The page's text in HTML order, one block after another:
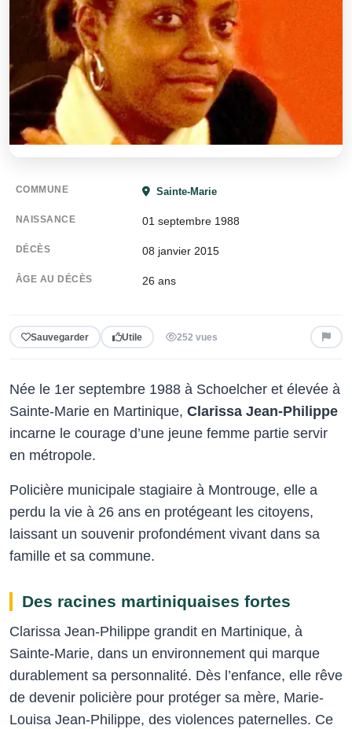
COMMUNE Sainte-Marie
NAISSANCE 01 septembre 1988
DÉCÈS 08 janvier 2015
ÂGE AU DÉCÈS 26 ans
Sauvegarder Utile 252 vues
Née le 1er septembre 1988 à Schoelcher et élevée à
Sainte-Marie en Martinique, Clarissa Jean-Philippe
incarne le courage d’une jeune femme partie servir
en métropole.
Policière municipale stagiaire à Montrouge, elle a
perdu la vie à 26 ans en protégeant les citoyens,
laissant un souvenir profondément vivant dans sa
famille et sa commune.
Des racines martiniquaises fortes
Clarissa Jean-Philippe grandit en Martinique, à
Sainte-Marie, dans un environnement qui marque
durablement sa personnalité. Dès l’enfance, elle rêve
de devenir policière pour protéger sa mère, Marie-
Louisa Jean-Philippe, des violences paternelles. Ce